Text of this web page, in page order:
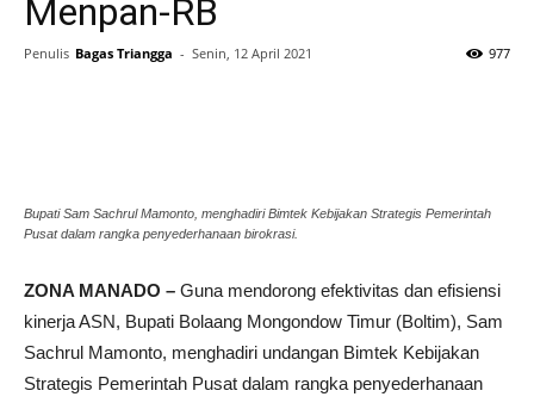
Menpan-RB
Penulis Bagas Triangga - Senin, 12 April 2021 977
Bupati Sam Sachrul Mamonto, menghadiri Bimtek Kebijakan Strategis Pemerintah
Pusat dalam rangka penyederhanaan birokrasi.
ZONA MANADO – Guna mendorong efektivitas dan efisiensi
kinerja ASN, Bupati Bolaang Mongondow Timur (Boltim), Sam
Sachrul Mamonto, menghadiri undangan Bimtek Kebijakan
Strategis Pemerintah Pusat dalam rangka penyederhanaan